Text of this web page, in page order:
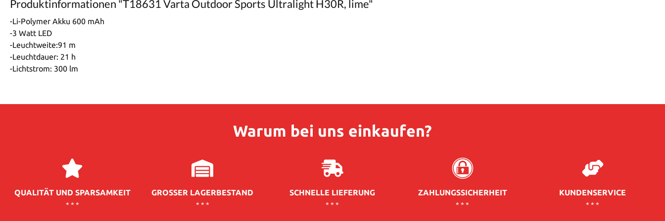
Produktinformationen "T18631 Varta Outdoor Sports Ultralight H30R, lime"
-Li-Polymer Akku 600 mAh
-3 Watt LED
-Leuchtweite:91 m
-Leuchtdauer: 21 h
-Lichtstrom: 300 lm
Warum bei uns einkaufen?
QUALITÄT UND SPARSAMKEIT
* * *
GROSSER LAGERBESTAND
* * *
SCHNELLE LIEFERUNG
* * *
ZAHLUNGSSICHERHEIT
* * *
KUNDENSERVICE
* * *